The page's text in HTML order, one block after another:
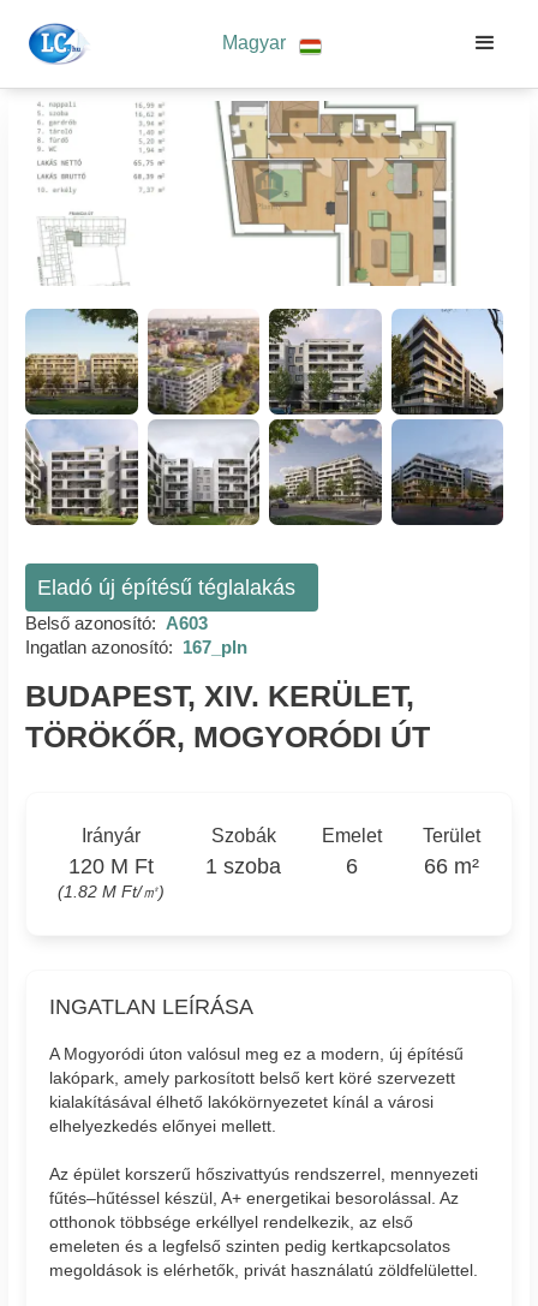
Magyar
Eladó új építésű téglalakás
Belső azonosító: A603
Ingatlan azonosító: 167_pln
BUDAPEST, XIV. KERÜLET,
TÖRÖKŐR, MOGYORÓDI ÚT
Irányár
120 M Ft
(1.82 M Ft/㎡)
Szobák
1 szoba
Emelet
6
Terület
66 m²
INGATLAN LEÍRÁSA
A Mogyoródi úton valósul meg ez a modern, új építésű
lakópark, amely parkosított belső kert köré szervezett
kialakításával élhető lakókörnyezetet kínál a városi
elhelyezkedés előnyei mellett.
Az épület korszerű hőszivattyús rendszerrel, mennyezeti
fűtés–hűtéssel készül, A+ energetikai besorolással. Az
otthonok többsége erkéllyel rendelkezik, az első
emeleten és a legfelső szinten pedig kertkapcsolatos
megoldások is elérhetők, privát használatú zöldfelülettel.